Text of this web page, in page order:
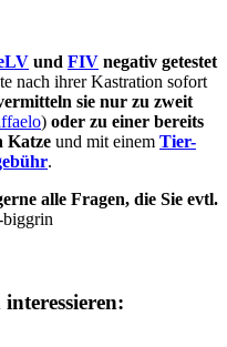
und FIV ne­­ga­tiv ge­­tes­­tet
nach ihrer Kastration so­­fort
sie nur zu zweit
) oder zu ein­er be­­reits
Katze und mit ein­­em Tier-
.
alle Fra­­gen, die Sie evtl.